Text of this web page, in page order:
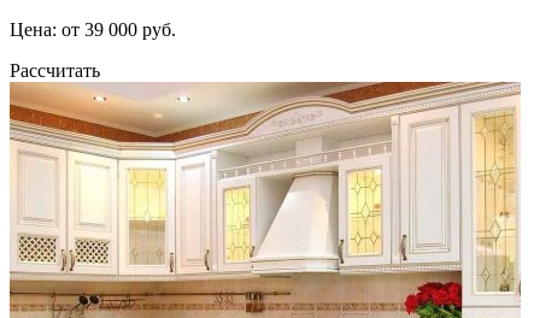
Цена: от 39 000 руб.
Рассчитать